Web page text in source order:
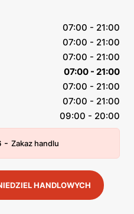
07:00 - 21:00
07:00 - 21:00
07:00 - 21:00
07:00 - 21:00
07:00 - 21:00
07:00 - 21:00
09:00 - 20:00
- Zakaz handlu
HANDLOWYCH